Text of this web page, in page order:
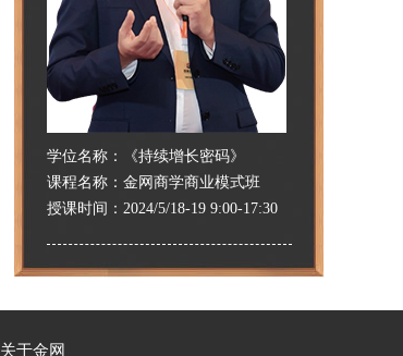
学位名称：
《持续增长密码》
课程名称： 金网商学商业模式班
授课时间： 2024/5/18-19 9:00-17:30
关于金网